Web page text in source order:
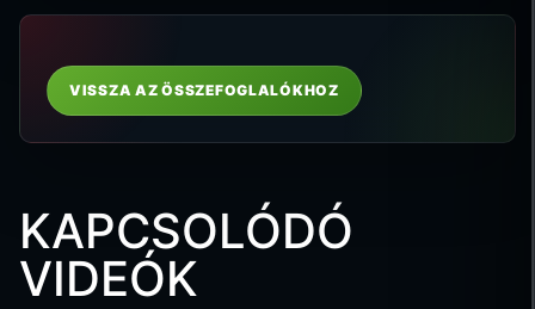
VISSZA AZ ÖSSZEFOGLALÓKHOZ
KAPCSOLÓDÓ
VIDEÓK